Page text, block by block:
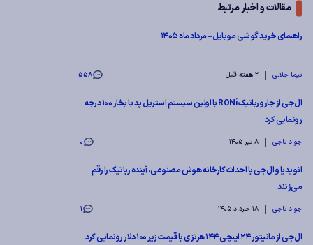
مقالات و اخبار مرتبط
راهنمای خرید گوشی موبایل – مرداد ماه ۱۴۰۵
نیما جلالی 2 هفته قبل 558
ال‌جی از جارو رباتیک RONi با اولین سیستم استریل پد با بخار ۱۰۰ درجه
رونمایی کرد
جواد تاجی 8 تیر 1405 0
انویدیا و ال‌جی با احداث کارخانه هوش مصنوعی، آینده رباتیک را رقم
می‌زنند
جواد تاجی 18 خرداد 1405 1
ال‌جی از مانیتور ۲۴ اینچی ۱۴۴ هرتزی با قیمت زیر ۱۰۰ دلار رونمایی کرد